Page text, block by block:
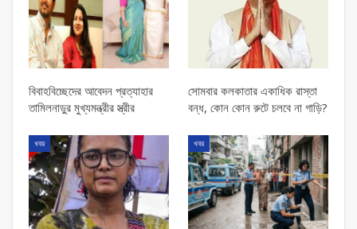
বিবাহবিচ্ছেদের আবেদন প্রত্যাহার
তামিলনাড়ুর মুখ্যমন্ত্রীর স্ত্রীর
সোমবার কলকাতার একাধিক রাস্তা
বন্ধ, কোন কোন রুটে চলবে না গাড়ি?
খবর খবর